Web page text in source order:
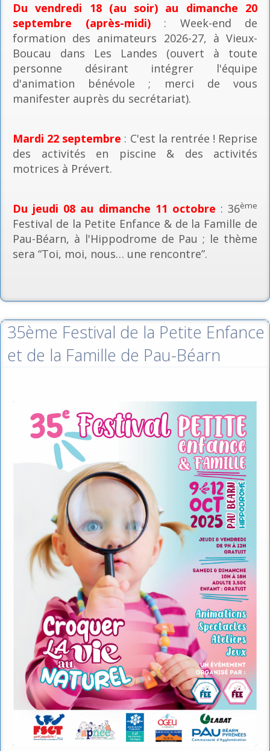
Du vendredi 18 (au soir) au dimanche 20
septembre (après-midi): Week-end de
formation des animateurs 2026-27, à Vieux-
Boucau dans Les Landes (ouvert à toute
personne désirant intégrer l'équipe
d'animation bénévole ; merci de vous
manifester auprès du secrétariat).
Mardi 22 septembre : C'est la rentrée ! Reprise
des activités en piscine & des activités
motrices à Prévert.
Du jeudi 08 au dimanche 11 octobre : 36ème
Festival de la Petite Enfance & de la Famille de
Pau-Béarn, à l'Hippodrome de Pau ; le thème
sera “Toi, moi, nous… une rencontre”.
35ème Festival de la Petite Enfance
et de la Famille de Pau-Béarn